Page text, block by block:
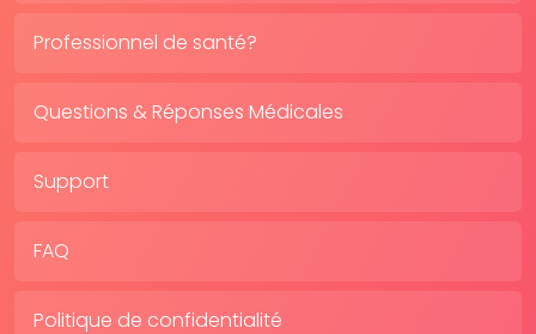
Professionnel de santé?
Questions & Réponses Médicales
Support
FAQ
Politique de confidentialité